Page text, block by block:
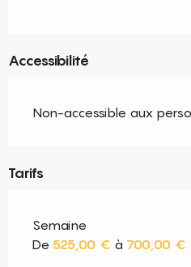
Accessibilité
Non-accessible aux
Tarifs
Semaine
De 525,00 € à 700,00 €